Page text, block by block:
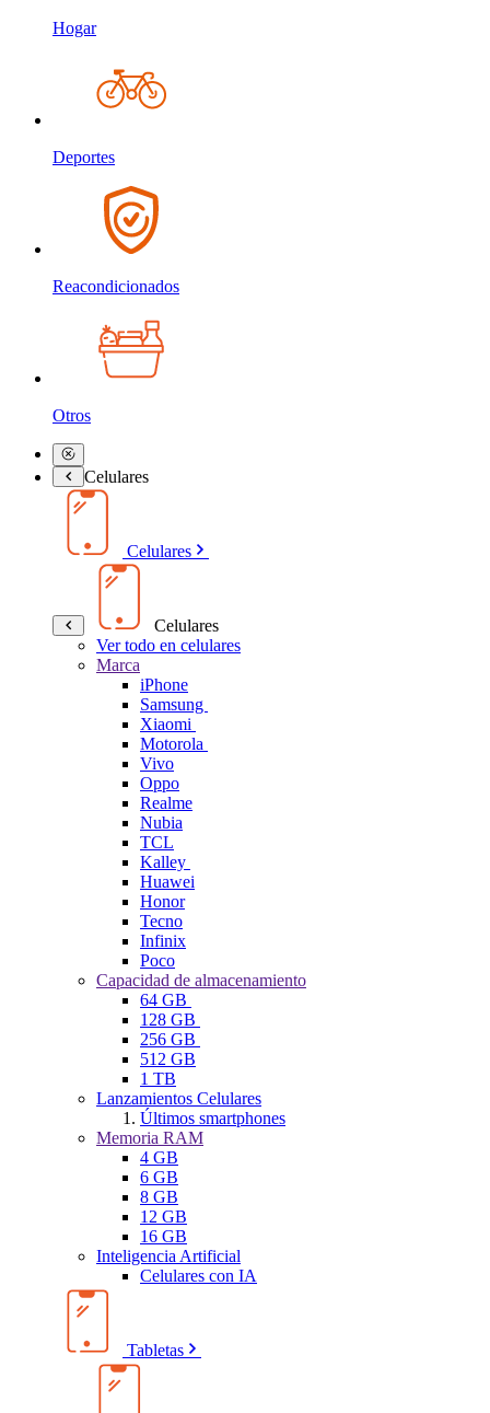
Hogar
Deportes
Reacondicionados
Otros
Celulares
Celulares
Celulares
Ver todo en celulares
Marca
iPhone
Samsung
Xiaomi
Motorola
Vivo
Oppo
Realme
Nubia
TCL
Kalley
Huawei
Honor
Tecno
Infinix
Poco
Capacidad de almacenamiento
64 GB
128 GB
256 GB
512 GB
1 TB
Lanzamientos Celulares
Últimos smartphones
Memoria RAM
4 GB
6 GB
8 GB
12 GB
16 GB
Inteligencia Artificial
Celulares con IA
Tabletas